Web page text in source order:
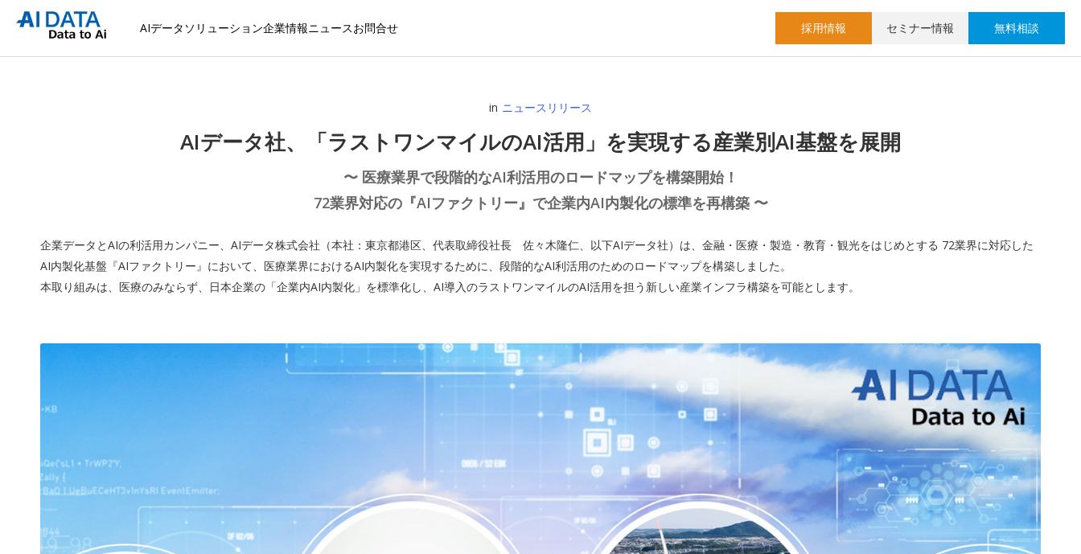
AIデータソリューション企業情報ニュースお問合せ 採用情報 セミナー情報 無料相談
in ニュースリリース
AIデータ社、「ラストワンマイルのAI活用」を実現する産業別AI基盤を展開
〜 医療業界で段階的なAI利活用のロードマップを構築開始！
72業界対応の『AIファクトリー』で企業内AI内製化の標準を再構築 〜
企業データとAIの利活用カンパニー、AIデータ株式会社（本社：東京都港区、代表取締役社長 佐々木隆仁、以下AIデータ社）は、金融・医療・製造・教育・観光をはじめとする 72業界に対応した
AI内製化基盤『AIファクトリー』において、医療業界におけるAI内製化を実現するために、段階的なAI利活用のためのロードマップを構築しました。
本取り組みは、医療のみならず、日本企業の「企業内AI内製化」を標準化し、AI導入のラストワンマイルのAI活用を担う新しい産業インフラ構築を可能とします。